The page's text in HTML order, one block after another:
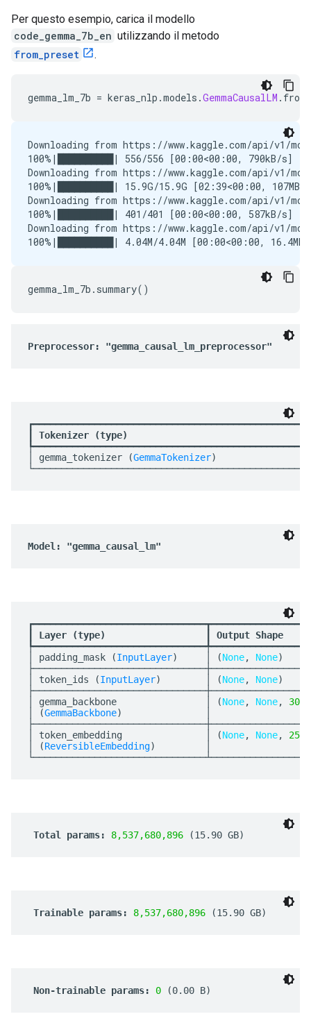
Per questo esempio, carica il modello
code_gemma_7b_en utilizzando il metodo
from_preset
.
gemma_lm_7b = keras_nlp .models .GemmaCausalLM .
Downloading from https://www.kaggle.com/api/v1/
100%|██████████| 556/556 [00:00<00:00, 790kB/s]
Downloading from https://www.kaggle.com/api/v1/
100%|██████████| 15.9G/15.9G [02:39<00:00, 107MB/
Downloading from https://www.kaggle.com/api/v1/
100%|██████████| 401/401 [00:00<00:00, 587kB/s]
Downloading from https://www.kaggle.com/api/v1/
gemma_lm_7b . summary()